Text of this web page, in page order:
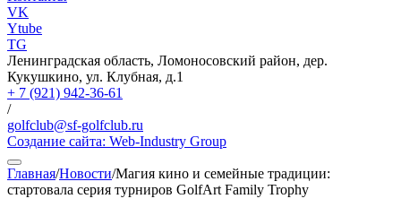
VK
Ytube
TG
Ленинградская область, Ломоносовский район, дер.
Кукушкино, ул. Клубная, д.1
+ 7 (921) 942-36-61
/
golfclub@sf-golfclub.ru
Создание сайта: Web-Industry Group
Главная/Новости/Магия кино и семейные традиции:
стартовала серия турниров GolfArt Family Trophy